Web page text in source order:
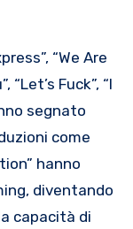
“We Are
“Let’s Fuck”, “I
segnato
come
hanno
diventando
capacità di